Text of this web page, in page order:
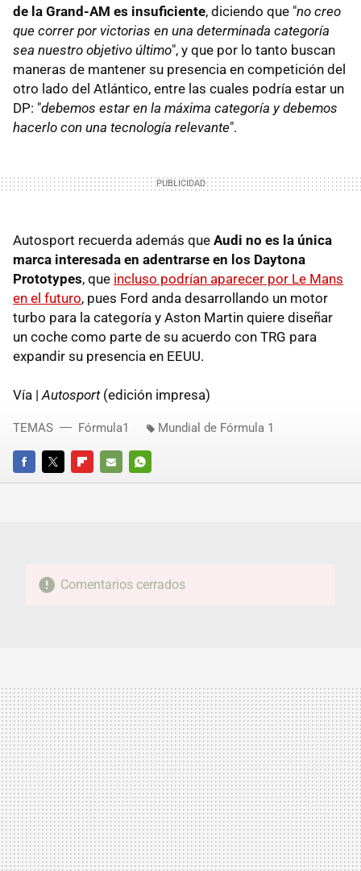
de la Grand-AM es insuficiente, diciendo que "no creo
que correr por victorias en una determinada categoría
sea nuestro objetivo último", y que por lo tanto buscan
maneras de mantener su presencia en competición del
otro lado del Atlántico, entre las cuales podría estar un
DP: "debemos estar en la máxima categoría y debemos
hacerlo con una tecnología relevante".
Autosport recuerda además que Audi no es la única
marca interesada en adentrarse en los Daytona
Prototypes, que incluso podrían aparecer por Le Mans
en el futuro, pues Ford anda desarrollando un motor
turbo para la categoría y Aston Martin quiere diseñar
un coche como parte de su acuerdo con TRG para
expandir su presencia en EEUU.
Vía | Autosport(edición impresa)
FACEBOOKTWITTERFLIPBOARD
E-
WHATSAPP
TEMAS Fórmula1 Mundial de Fórmula 1
Comentarios cerrados